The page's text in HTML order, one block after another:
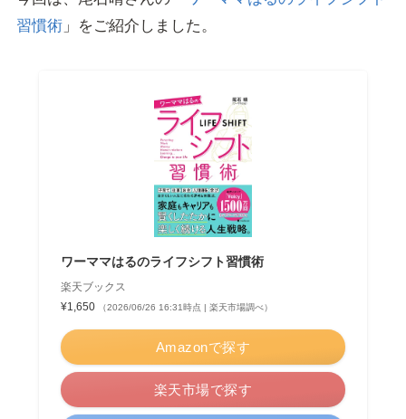
習慣術」をご紹介しました。
ワーママはるのライフシフト習慣術
楽天ブックス
¥1,650
（2026/06/26 16:31時点 | 楽天市場調べ）
Amazonで探す
楽天市場で探す